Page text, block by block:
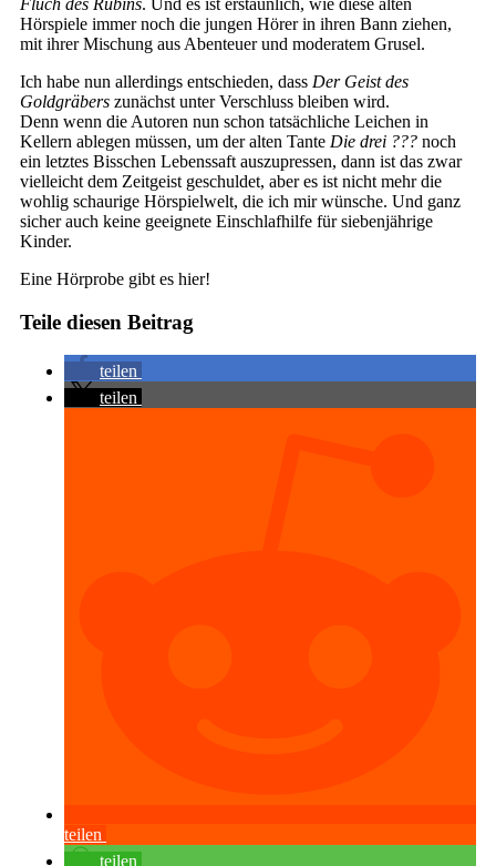
Hörspiele immer noch die jungen Hörer in ihren Bann ziehen,
mit ihrer Mischung aus Abenteuer und moderatem Grusel.
Ich habe nun allerdings entschieden, dass Der Geist des
Goldgräbers zunächst unter Verschluss bleiben wird.
Denn wenn die Autoren nun schon tatsächliche Leichen in
Kellern ablegen müssen, um der alten Tante Die drei ??? noch
ein letztes Bisschen Lebenssaft auszupressen, dann ist das zwar
vielleicht dem Zeitgeist geschuldet, aber es ist nicht mehr die
wohlig schaurige Hörspielwelt, die ich mir wünsche. Und ganz
sicher auch keine geeignete Einschlafhilfe für siebenjährige
Kinder.
Eine Hörprobe gibt es hier!
Teile diesen Beitrag
teilen
teilen
teilen
teilen